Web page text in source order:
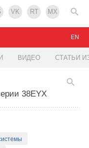
VK RT MX
ВИДЕО СТАТЬИ
EN
38EYX